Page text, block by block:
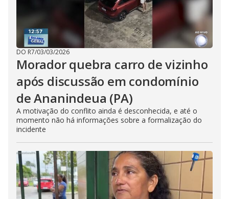
DO R7/03/03/2026
Morador quebra carro de vizinho
após discussão em condomínio
de Ananindeua (PA)
A motivação do conflito ainda é desconhecida, e até o
momento não há informações sobre a formalização do
incidente